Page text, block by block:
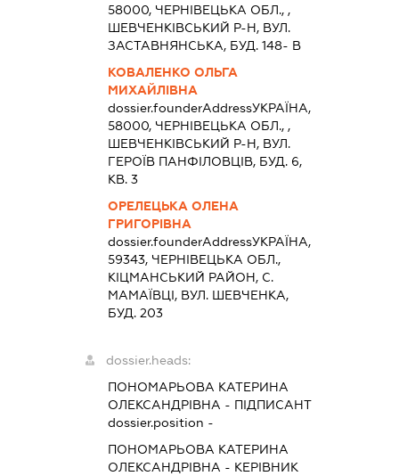
58000, ЧЕРНIВЕЦЬКА ОБЛ., ,
ШЕВЧЕНКІВСЬКИЙ Р-Н, ВУЛ.
ЗАСТАВНЯНСЬКА, БУД. 148- В
КОВАЛЕНКО ОЛЬГА
МИХАЙЛІВНА
dossier.founderAddressУКРАЇНА,
58000, ЧЕРНIВЕЦЬКА ОБЛ., ,
ШЕВЧЕНКІВСЬКИЙ Р-Н, ВУЛ.
ГЕРОЇВ ПАНФІЛОВЦІВ, БУД. 6,
КВ. 3
ОРЕЛЕЦЬКА ОЛЕНА
ГРИГОРІВНА
dossier.founderAddressУКРАЇНА,
59343, ЧЕРНIВЕЦЬКА ОБЛ.,
КIЦМАНСЬКИЙ РАЙОН, С.
МАМАЇВЦІ, ВУЛ. ШЕВЧЕНКА,
БУД. 203
dossier.heads:
ПОНОМАРЬОВА КАТЕРИНА
ОЛЕКСАНДРІВНА - ПІДПИСАНТ
dossier.position -
ПОНОМАРЬОВА КАТЕРИНА
ОЛЕКСАНДРІВНА - КЕРІВНИК